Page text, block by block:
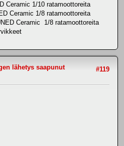
Ceramic 1/10 ratamoottoreita
Ceramic 1/8 ratamoottoreita
Ceramic 1/8 ratamoottoreita
#119
lähetys saapunut